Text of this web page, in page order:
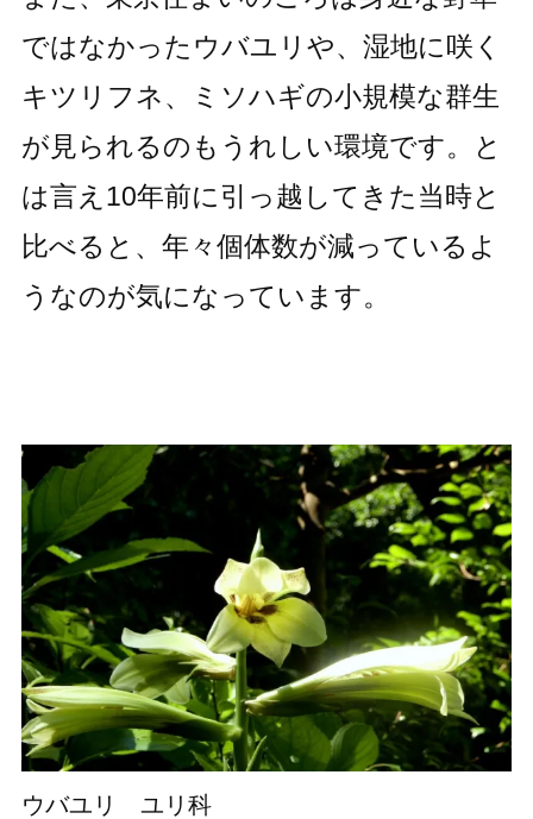
ではなかったウバユリや、湿地に咲く
キツリフネ、ミソハギの小規模な群生
が見られるのもうれしい環境です。と
は言え10年前に引っ越してきた当時と
比べると、年々個体数が減っているよ
うなのが気になっています。
ウバユリ ユリ科